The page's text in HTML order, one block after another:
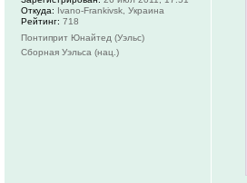
Откуда: Ivano-Frankivsk, Украина
Рейтинг: 718
Понтиприт Юнайтед (Уэльс)
Сборная Уэльса (нац.)